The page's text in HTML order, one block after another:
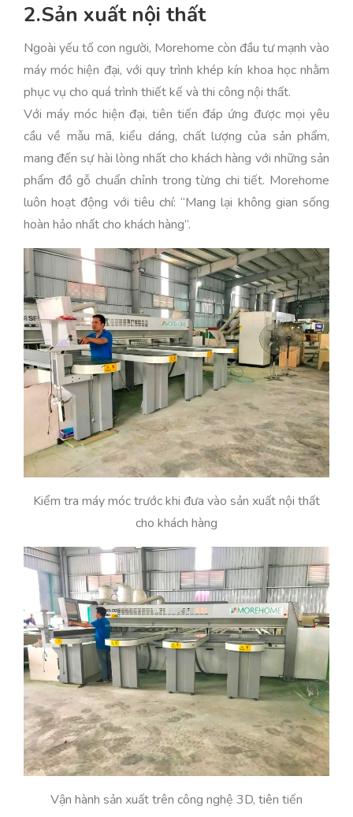
2.Sản xuất nội thất
Ngoài yếu tố con người, Morehome còn đầu tư mạnh vào
máy móc hiện đại, với quy trình khép kín khoa học nhằm
phục vụ cho quá trình thiết kế và thi công nội thất.
Với máy móc hiện đại, tiên tiến đáp ứng được mọi yêu
cầu về mẫu mã, kiểu dáng, chất lượng của sản phẩm,
mang đến sự hài lòng nhất cho khách hàng với những sản
phẩm đồ gỗ chuẩn chỉnh trong từng chi tiết. Morehome
luôn hoạt động với tiêu chí: “Mang lại không gian sống
hoàn hảo nhất cho khách hàng”.
Kiểm tra máy móc trước khi đưa vào sản xuất nội thất
cho khách hàng
Vận hành sản xuất trên công nghệ 3D, tiên tiến